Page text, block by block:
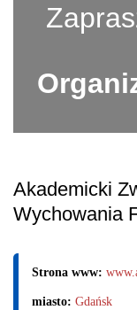
Akademicki
Wychowania
Strona www:
miasto: Gdańsk